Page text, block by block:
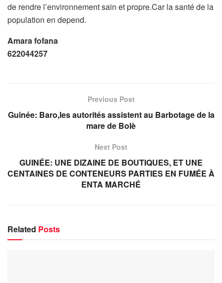
de rendre l’environnement sain et propre.Car la santé de la
population en depend.
Amara fofana
622044257
Previous Post
Guinée: Baro,les autorités assistent au Barbotage de la
mare de Bolè
Next Post
GUINÉE: UNE DIZAINE DE BOUTIQUES, ET UNE
CENTAINES DE CONTENEURS PARTIES EN FUMÉE À
ENTA MARCHÉ
Related Posts